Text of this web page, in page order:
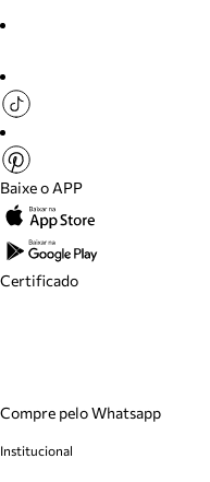
Baixe o APP
Certificado
Compre pelo Whatsapp
Institucional